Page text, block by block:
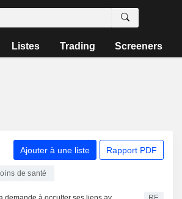
Listes Trading Screeners
Ajouter à une liste Rapport PDF
de santé